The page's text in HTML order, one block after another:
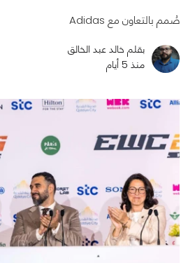
صُمم بالتعاون مع Adidas
بقلم خالد عبد الخالق
منذ 5 أيام